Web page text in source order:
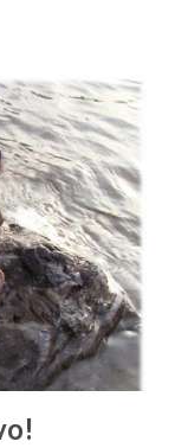
Antonio, si tu
y caminar la
todo el mundo
a la gente que
envidia o
esto,
dieron en
están. Ve...